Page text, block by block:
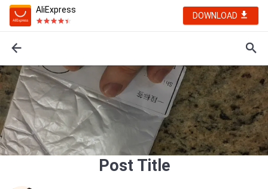
AliExpress
DOWNLOAD
Post Title